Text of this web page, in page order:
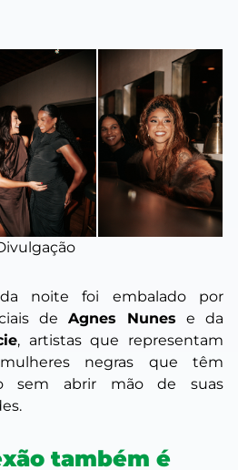
noite foi embalado por
de Agnes Nunes e da
, artistas que representam
negras que têm
sem abrir mão de suas
também é